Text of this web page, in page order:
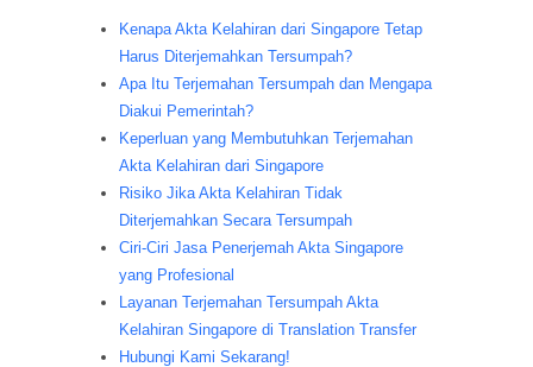
Kenapa Akta Kelahiran dari Singapore Tetap
Harus Diterjemahkan Tersumpah?
Apa Itu Terjemahan Tersumpah dan Mengapa
Diakui Pemerintah?
Keperluan yang Membutuhkan Terjemahan
Akta Kelahiran dari Singapore
Risiko Jika Akta Kelahiran Tidak
Diterjemahkan Secara Tersumpah
Ciri-Ciri Jasa Penerjemah Akta Singapore
yang Profesional
Layanan Terjemahan Tersumpah Akta
Kelahiran Singapore di Translation Transfer
Hubungi Kami Sekarang!